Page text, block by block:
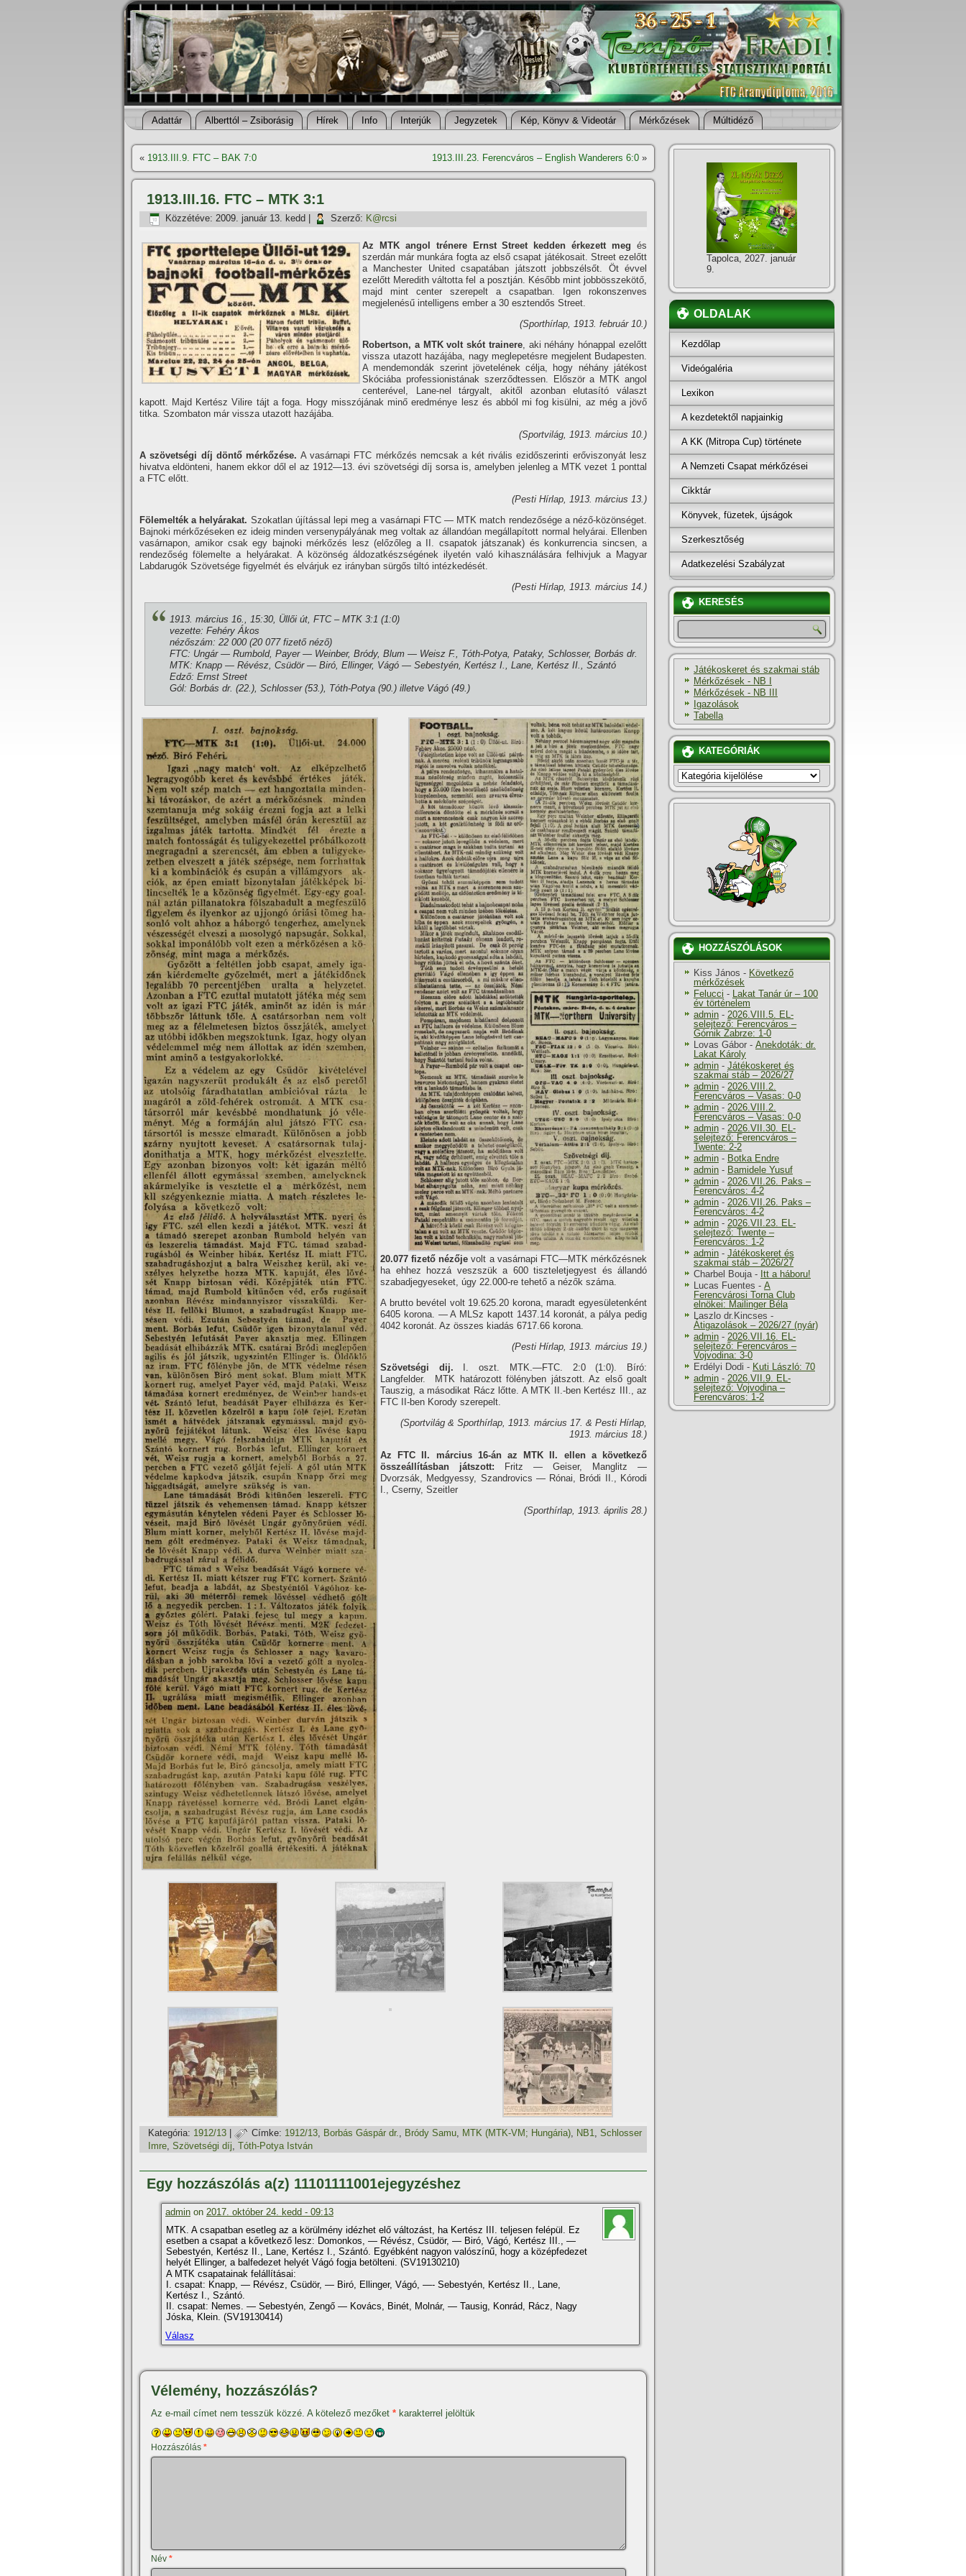
Adattár Alberttól – Zsiborásig Hí­rek Info Interjúk Jegyzetek Kép, Könyv & Videotár Mérkőzések Múltidéző
« 1913.III.9. FTC – BAK 7:0 1913.III.23. Ferencváros – English Wanderers 6:0 »
1913.III.16. FTC – MTK 3:1
Közzétéve: 2009. január 13. kedd Szerző: K@rcsi
Az MTK angol trénere Ernst Street kedden érkezett meg és
szerdán már munkára fogta az első csapat játékosait. Street ezelőtt
a Manchester United csapatában játszott jobbszélsőt. Öt évvel
ezelőtt Meredith váltotta fel a posztján. Később mint jobbösszekötő,
majd mint center szerepelt a csapatban. Igen rokonszenves
megjelenésű intelligens ember a 30 esztendős Street.
(Sporthí­rlap, 1913. február 10.)
Robertson, a MTK volt skót trainere, aki néhány hónappal ezelőtt
vissza utazott hazájába, nagy meglepetésre megjelent Budapesten.
A mendemondák szerint jövetelének célja, hogy néhány játékost
Skóciába professionistának szerződtessen. Először a MTK angol
centerével, Lane-nel tárgyalt, akitől azonban elutasí­tó választ
kapott. Majd Kertész Vilire tájt a foga. Hogy misszójának minő eredménye lesz és abból mi fog kisülni, az még a jövő
titka. Szombaton már vissza utazott hazájába.
(Sportvilág, 1913. március 10.)
A szövetségi dí­j döntő mérkőzése. A vasárnapi FTC mérkőzés nemcsak a két rivális ezidőszerinti erőviszonyát lesz
hivatva eldönteni, hanem ekkor dől el az 1912—13. évi szövetségi dí­j sorsa is, amelyben jelenleg a MTK vezet 1 ponttal
a FTC előtt.
(Pesti Hí­rlap, 1913. március 13.)
Fölemelték a helyárakat. Szokatlan újí­tással lepi meg a vasárnapi FTC — MTK match rendezősége a néző-közönséget.
Bajnoki mérkőzéseken ez ideig minden versenypályának meg voltak az állandóan megállapí­tott normal helyárai. Ellenben
vasárnapon, amikor csak egy bajnoki mérkőzés lesz (előzőleg a II. csapatok játszanak) és konkurrencia sincsen, a
rendezőség fölemelte a helyárakat. A közönség áldozatkészségének ilyetén való kihasználására felhivjuk a Magyar
Labdarugók Szövetsége figyelmét és elvárjuk ez irányban sürgős tiltó intézkedését.
(Pesti Hí­rlap, 1913. március 14.)
1913. március 16., 15:30, Üllői út, FTC – MTK 3:1 (1:0)
vezette: Fehéry Ákos
nézőszám: 22 000 (20 077 fizető néző)
FTC: Ungár — Rumbold, Payer — Weinber, Bródy, Blum — Weisz F., Tóth-Potya, Pataky, Schlosser, Borbás dr.
MTK: Knapp — Révész, Csüdör — Biró, Ellinger, Vágó — Sebestyén, Kertész I., Lane, Kertész II., Szántó
Edző: Ernst Street
Gól: Borbás dr. (22.), Schlosser (53.), Tóth-Potya (90.) illetve Vágó (49.)
20.077 fizető nézője volt a vasárnapi FTC—MTK mérkőzésnek
ha ehhez hozzá veszszük a 600 tiszteletjegyest és állandó
szabadjegyeseket, úgy 22.000-re tehető a nézők száma.
A brutto bevétel volt 19.625.20 korona, maradt egyesületenként
6405 korona. — A MLSz kapott 1437.14 koronát, a pálya pedig
4042 koronát. Az összes kiadás 6717.66 korona.
(Pesti Hí­rlap, 1913. március 19.)
Szövetségi dij. I. oszt. MTK.—FTC. 2:0 (1:0). Bí­ró:
Langfelder. MTK határozott fölényben játszott. Az első goalt
Tauszig, a másodikat Rácz lőtte. A MTK II.-ben Kertész III., az
FTC II-ben Korody szerepelt.
(Sportvilág & Sporthí­rlap, 1913. március 17. & Pesti Hí­rlap,
1913. március 18.)
Az FTC II. március 16-án az MTK II. ellen a következő
összeállí­tásban játszott: Fritz — Geiser, Manglitz —
Dvorzsák, Medgyessy, Szandrovics — Rónai, Bródi II., Kórodi
I., Cserny, Szeitler
(Sporthí­rlap, 1913. április 28.)
Kategória: 1912/13 Címke: 1912/13, Borbás Gáspár dr., Bródy Samu, MTK (MTK-VM; Hungária), NB1, Schlosser
Imre, Szövetségi dí­j, Tóth-Potya István
Egy hozzászólás a(z) 11101111001ejegyzéshez
admin on 2017. október 24. kedd - 09:13
MTK. A csapatban esetleg az a körülmény idézhet elő változást, ha Kertész III. teljesen felépül. Ez
esetben a csapat a kővetkező lesz: Domonkos, — Révész, Csüdör, — Biró, Vágó, Kertész III., —
Sebestyén, Kertész II., Lane, Kertész I., Szántó. Egyébként nagyon valószí­nű, hogy a középfedezet
helyét Ellinger, a balfedezet helyét Vágó fogja betölteni. (SV19130210)
A MTK csapatainak felállí­tásai:
I. csapat: Knapp, — Révész, Csüdör, — Biró, Ellinger, Vágó, —- Sebestyén, Kertész II., Lane,
Kertész I., Szántó.
II. csapat: Nemes. — Sebestyén, Zengő — Kovács, Binét, Molnár, — Tausig, Konrád, Rácz, Nagy
Jóska, Klein. (SV19130414)
Válasz
Vélemény, hozzászólás?
Az e-mail címet nem tesszük közzé. A kötelező mezőket * karakterrel jelöltük
Hozzászólás *
Név *
Tapolca, 2027. január
9.
OLDALAK
Kezdőlap
Videógaléria
Lexikon
A kezdetektől napjainkig
A KK (Mitropa Cup) története
A Nemzeti Csapat mérkőzései
Cikktár
Könyvek, füzetek, újságok
Szerkesztőség
Adatkezelési Szabályzat
KERESÉS
Játékoskeret és szakmai stáb
Mérkőzések - NB I
Mérkőzések - NB III
Igazolások
Tabella
KATEGÓRIÁK
KATEGÓRIÁK
HOZZÁSZÓLÁSOK
Kiss János - Következő
mérkőzések
Felucci - Lakat Tanár úr – 100
év történelem
admin - 2026.VIII.5. EL-
selejtező: Ferencváros –
Górnik Zabrze: 1-0
Lovas Gábor - Anekdoták: dr.
Lakat Károly
admin - Játékoskeret és
szakmai stáb – 2026/27
admin - 2026.VIII.2.
Ferencváros – Vasas: 0-0
admin - 2026.VIII.2.
Ferencváros – Vasas: 0-0
admin - 2026.VII.30. EL-
selejtező: Ferencváros –
Twente: 2-2
admin - Botka Endre
admin - Bamidele Yusuf
admin - 2026.VII.26. Paks –
Ferencváros: 4-2
admin - 2026.VII.26. Paks –
Ferencváros: 4-2
admin - 2026.VII.23. EL-
selejtező: Twente –
Ferencváros: 1-2
admin - Játékoskeret és
szakmai stáb – 2026/27
Charbel Bouja- Itt a háboru!
Lucas Fuentes - A
Ferencvárosi Torna Club
elnökei: Mailinger Béla
Laszlo dr.Kincses -
Átigazolások – 2026/27 (nyár)
admin - 2026.VII.16. EL-
selejtező: Ferencváros –
Vojvodina: 3-0
Erdélyi Dodi - Kuti László: 70
admin - 2026.VII.9. EL-
selejtező: Vojvodina –
Ferencváros: 1-2